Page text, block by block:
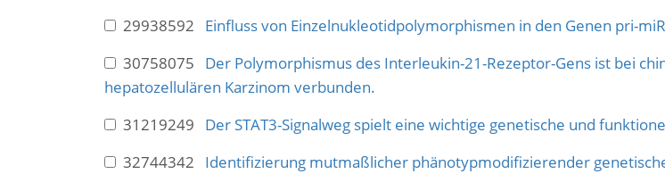
29938592 Einfluss von Einzelnukleotidpolymorphismen in den Genen pri-
30758075 Der Polymorphismus des Interleukin-21-Rezeptor-Gens ist bei
hepatozellulären Karzinom verbunden.
31219249 Der STAT3-Signalweg spielt eine wichtige genetische und
32744342 Identifizierung mutmaßlicher phänotypmodifizierender